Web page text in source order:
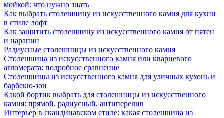
мойкой: что нужно знать
Как выбрать столешницу из искусственного камня для кухни
в стиле лофт
Как защитить столешницу из искусственного камня от пятен
и царапин
Радиусные столешницы из искусственного камня
Столешница из искусственного камня или кварцевого
агломерата: подробное сравнение
Столешницы из искусственного камня для уличных кухонь и
барбекю-зон
Какой бортик выбрать для столешницы из искусственного
камня: прямой, радиусный, антиперелив
Интерьер в скандинавском стиле: какая столешница из